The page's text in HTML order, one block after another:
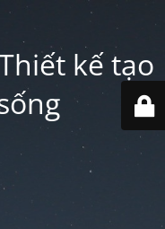
kế tạo